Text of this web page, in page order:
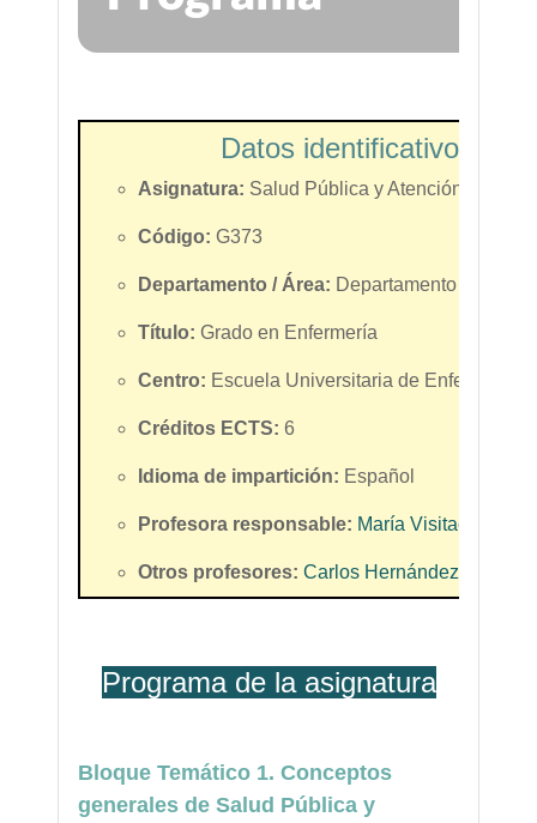
Datos identificativos de
Asignatura: Salud Pública y Atención
Código: G373
Departamento / Área: Departamento de
Título: Grado en Enfermería
Centro: Escuela Universitaria de Enfermería
Créditos ECTS: 6
Idioma de impartición: Español
Profesora responsable: María Visitación
Otros profesores: Carlos Hernández Jiménez
Programa de la asignatura
Bloque Temático 1. Conceptos
generales de Salud Pública y